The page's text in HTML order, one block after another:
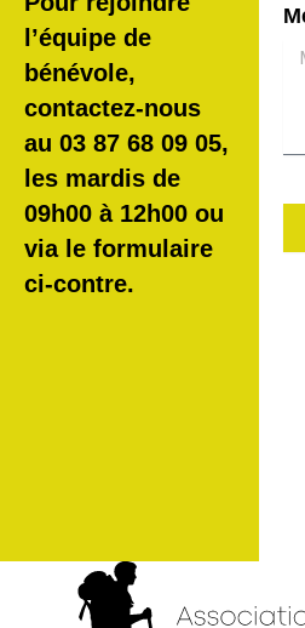
l’équipe de
bénévole,
contactez-nous
au 03 87 68 09 05,
les mardis de
09h00 à 12h00 ou
via le formulaire
ci-contre.